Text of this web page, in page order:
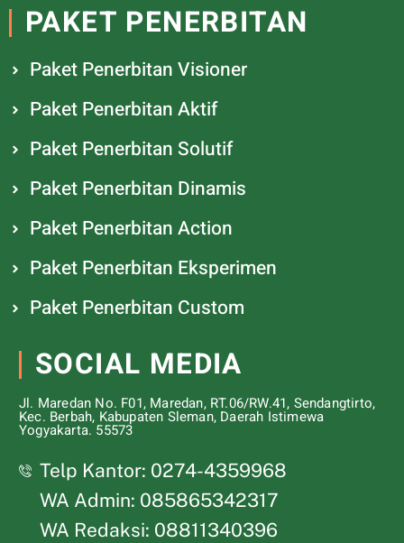
PAKET PENERBITAN
Paket Penerbitan Visioner
Paket Penerbitan Aktif
Paket Penerbitan Solutif
Paket Penerbitan Dinamis
Paket Penerbitan Action
Paket Penerbitan Eksperimen
Paket Penerbitan Custom
SOCIAL MEDIA
Jl. Maredan No. F01, Maredan, RT.06/RW.41, Sendangtirto,
Kec. Berbah, Kabupaten Sleman, Daerah Istimewa
Yogyakarta. 55573
Telp Kantor: 0274-4359968
WA Admin: 085865342317
WA Redaksi: 08811340396